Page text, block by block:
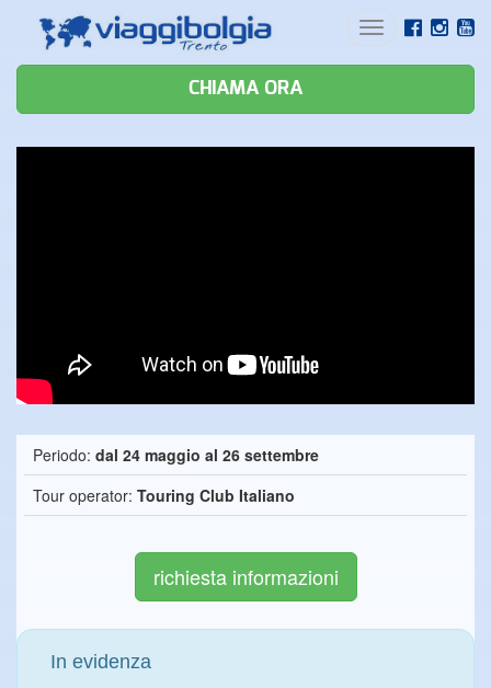
Toggle
CHIAMA ORA
Periodo: dal 24 maggio al 26 settembre
Tour operator: Touring Club Italiano
richiesta informazioni
In evidenza